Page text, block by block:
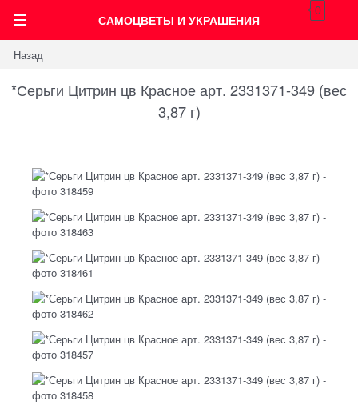
САМОЦВЕТЫ И УКРАШЕНИЯ
0
Назад
*Серьги Цитрин цв Красное арт. 2331371-349 (вес
3,87 г)